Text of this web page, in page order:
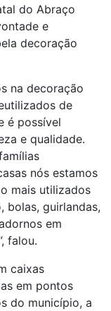
do Abraço
e
decoração
na decoração
de
é possível
e qualidade.
nós estamos
mais utilizados
bolas, guirlandas,
em
falou.
caixas
em pontos
do município, a